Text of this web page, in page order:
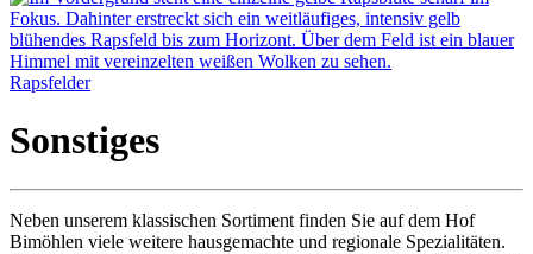
Rapsfelder
Sonstiges
Neben unserem klassischen Sortiment finden Sie auf dem Hof
Bimöhlen viele weitere hausgemachte und regionale Spezialitäten.